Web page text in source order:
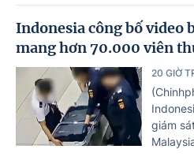
Indonesia công bố video
mang hơn 70.000 viên
20 GIỜ
giám